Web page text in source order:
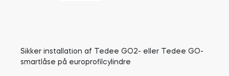
Adaptere
Sikker installation af Tedee GO2- eller Tedee GO-
smartlåse på europrofilcylindre